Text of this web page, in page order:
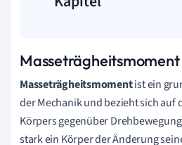
Masseträgheitsmoment
Masseträgheitsmomentist ein
der Mechanik und bezieht sich auf
Körpers gegenüber
stark ein Körper der Änderung